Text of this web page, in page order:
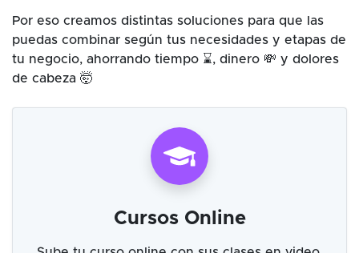
Por eso creamos distintas soluciones para que las
puedas combinar según tus necesidades y etapas de
tu negocio, ahorrando tiempo ⌛, dinero 💸 y dolores
de cabeza 🤯
Cursos Online